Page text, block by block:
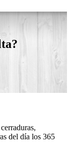
del día los 365